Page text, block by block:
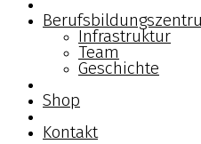
Infrastruktur
Team
Geschichte
Shop
Kontakt